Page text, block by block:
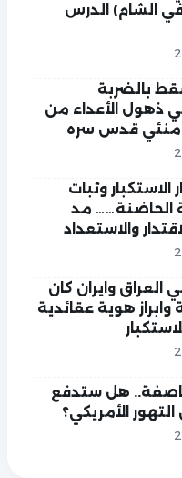
الشام) الدرس
بالضربة
ذهول الأعداء من
قدس سره
الاستكبار وثبات
الحاضنة…… مد
والاستعداد
العراق وايران كان
هوية عقائدية
هل ستدفع
التهور الأمريكي؟